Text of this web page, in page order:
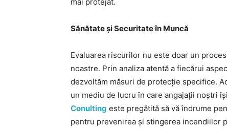
Sănătate și Securitate în Muncă
Evaluarea riscurilor nu este doar un
noastre. Prin analiza atentă a fiecărui
dezvoltăm măsuri de protecție specifice.
un mediu de lucru în care angajații noștri
Conulting este pregătită să vă îndrume
pentru prevenirea și stingerea incendiilor